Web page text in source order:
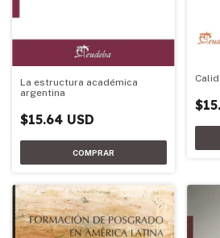
La estructura académica
argentina
$15.64 USD